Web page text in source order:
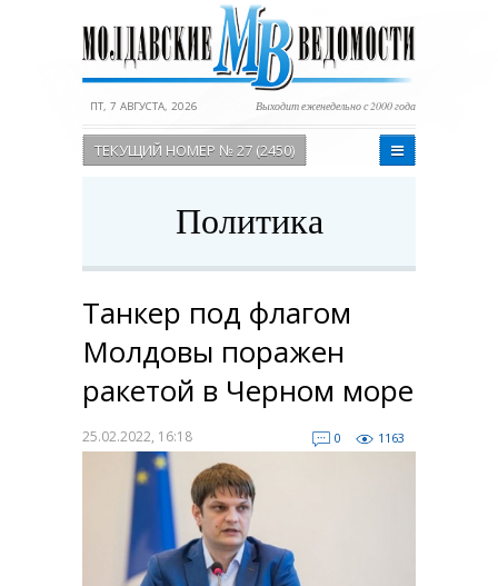
ПТ, 7 АВГУСТА, 2026 Выходит еженедельно с 2000 года
ТЕКУЩИЙ НОМЕР № 27 (2450)
Политика
Танкер под флагом
Молдовы поражен
ракетой в Черном море
25.02.2022, 16:18 0 1163